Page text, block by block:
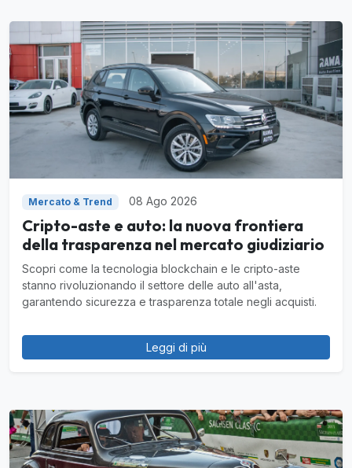
Mercato & Trend 08 Ago 2026
Cripto-aste e auto: la nuova frontiera
della trasparenza nel mercato giudiziario
Scopri come la tecnologia blockchain e le cripto-aste
stanno rivoluzionando il settore delle auto all'asta,
garantendo sicurezza e trasparenza totale negli acquisti.
Leggi di più